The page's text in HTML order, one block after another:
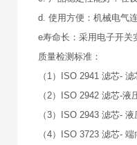
d. 使用方便：机械电气
e寿命长：采用电子开关
质量检测标准：
（1）ISO 2941 滤芯-
（2）ISO 2942 滤芯-
（3）ISO 2943 滤芯-
（4）ISO 3723 滤芯-